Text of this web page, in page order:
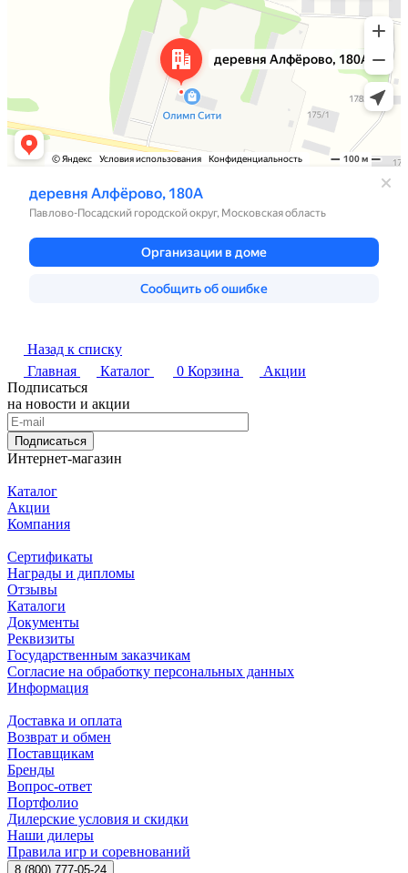
Назад к списку
Главная
Каталог 0 Корзина
Акции
Подписаться
на новости и акции
Подписаться
Интернет-магазин
Каталог
Акции
Компания
Сертификаты
Награды и дипломы
Отзывы
Каталоги
Документы
Реквизиты
Государственным заказчикам
Согласие на обработку персональных данных
Информация
Доставка и оплата
Возврат и обмен
Поставщикам
Бренды
Вопрос-ответ
Портфолио
Дилерские условия и скидки
Наши дилеры
Правила игр и соревнований
8 (800) 777-05-24